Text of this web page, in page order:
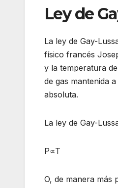
Ley de
La ley de Gay-
físico francés
y la temperatura
de gas mantenida
absoluta.
La ley de Gay-
P∝T
O, de manera más